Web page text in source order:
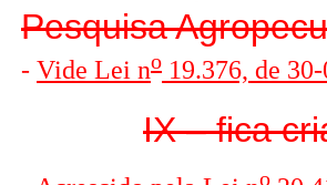
Pesquisa
- Vide Lei no 19.376, de
IX – fica
o